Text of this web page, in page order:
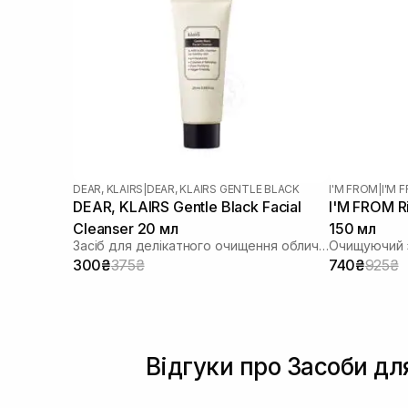
Саліцилова кислота
Транексамова кислота
Чайне дерево
DEAR, KLAIRS DEAR, KLAIRS GENTLE BLACK
DEAR, KLAIRS Gentle Black Facial
Cleanser 20 мл
Засіб для делікатного очищення обличчя
300₴375₴
I'M FROM I'M
I'M FROM
150 мл
Очищуючий
740₴925₴
Відгуки про Засоби